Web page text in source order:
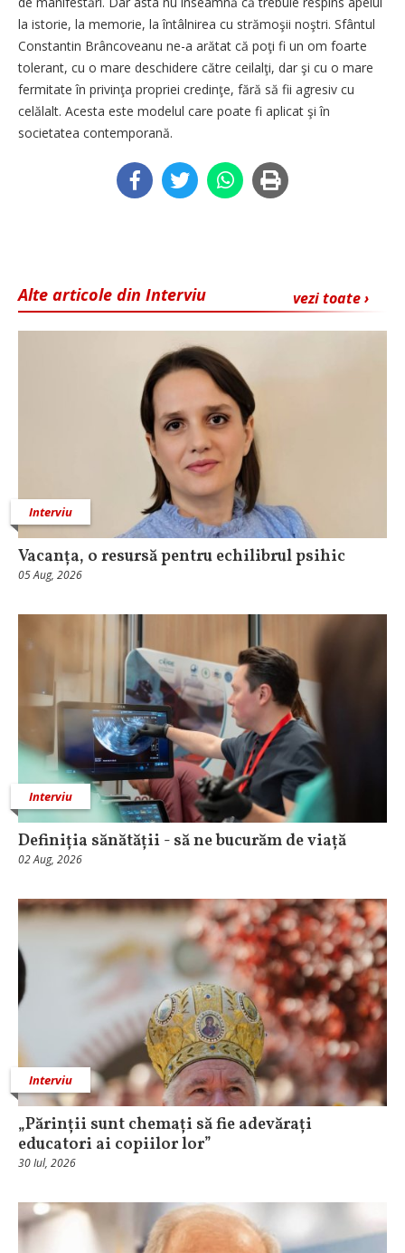
la istorie, la memorie, la întâlnirea cu strămoşii noştri. Sfântul
Constantin Brâncoveanu ne-a arătat că poţi fi un om foarte
tolerant, cu o mare deschidere către ceilalţi, dar şi cu o mare
fermitate în privinţa propriei credinţe, fără să fii agresiv cu
celălalt. Acesta este modelul care poate fi aplicat şi în
societatea contemporană.
vezi toate ›
Alte articole din Interviu
Interviu
Vacanța, o resursă pentru echilibrul psihic
05 Aug, 2026
Interviu
Definiția sănătății - să ne bucurăm de viață
02 Aug, 2026
Interviu
„Părinții sunt chemați să fie adevărați
educatori ai copiilor lor”
30 Iul, 2026